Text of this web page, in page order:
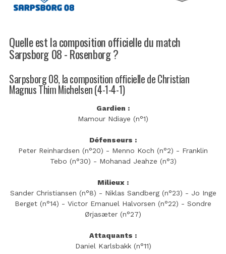
Quelle est la composition officielle du match
Sarpsborg 08 - Rosenborg ?
Sarpsborg 08, la composition officielle de Christian
Magnus Thim Michelsen (4-1-4-1)
Gardien :
Mamour Ndiaye (n°1)
Défenseurs :
Peter Reinhardsen (n°20) - Menno Koch (n°2) - Franklin
Tebo (n°30) - Mohanad Jeahze (n°3)
Milieux :
Sander Christiansen (n°8) - Niklas Sandberg (n°23) - Jo Inge
Berget (n°14) - Victor Emanuel Halvorsen (n°22) - Sondre
Ørjasæter (n°27)
Attaquants :
Daniel Karlsbakk (n°11)